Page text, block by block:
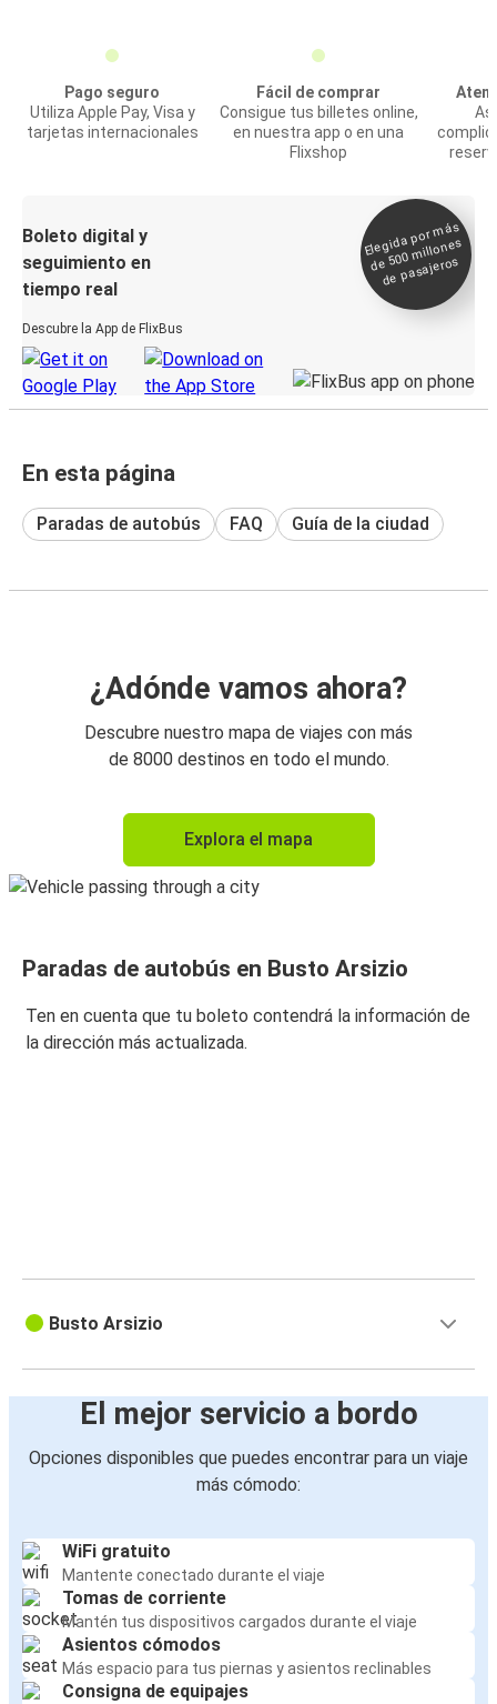
Pago seguro
Utiliza Apple Pay, Visa y
tarjetas internacionales
Fácil de comprar
Consigue tus billetes online,
en nuestra app o en una
Flixshop
Boleto digital y
seguimiento en
tiempo real
Descubre la App de FlixBus
Elegida por
más
de 500
millones
de pasajeros
En esta página
Paradas de autobús FAQ Guía de la ciudad
¿Adónde vamos ahora?
Descubre nuestro mapa de viajes con más
de 8000 destinos en todo el mundo.
Explora el mapa
Paradas de autobús en Busto Arsizio
Ten en cuenta que tu boleto contendrá la información de
la dirección más actualizada.
Busto Arsizio
El mejor servicio a bordo
Opciones disponibles que puedes encontrar para un viaje
más cómodo:
WiFi gratuito
Mantente conectado durante el viaje
Tomas de corriente
Mantén tus dispositivos cargados durante el viaje
Asientos cómodos
Más espacio para tus piernas y asientos reclinables
Consigna de equipajes